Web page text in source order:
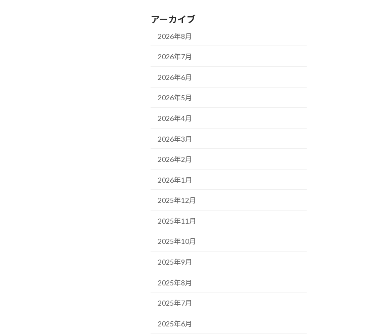
アーカイブ
2026年8月
2026年7月
2026年6月
2026年5月
2026年4月
2026年3月
2026年2月
2026年1月
2025年12月
2025年11月
2025年10月
2025年9月
2025年8月
2025年7月
2025年6月